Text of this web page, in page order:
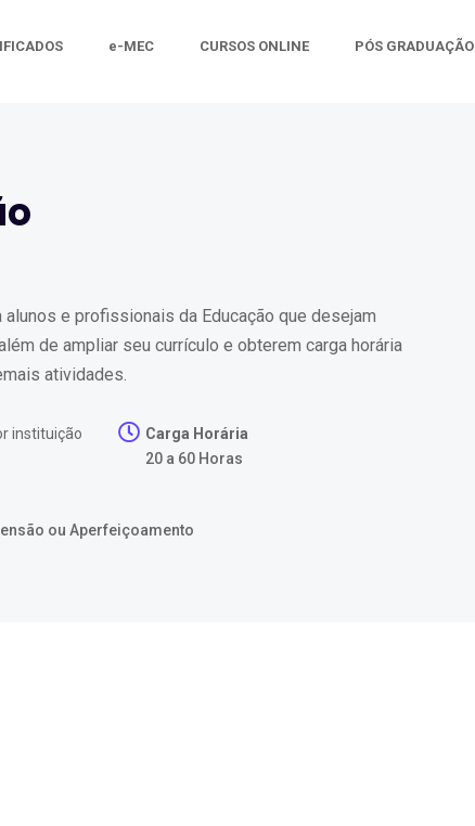
e-MEC CURSOS ONLINE PÓS GRADUAÇÃO
e profissionais da Educação que desejam
de ampliar seu currículo e obterem carga horária
atividades.
instituição
Carga Horária
20 a 60 Horas
ou Aperfeiçoamento